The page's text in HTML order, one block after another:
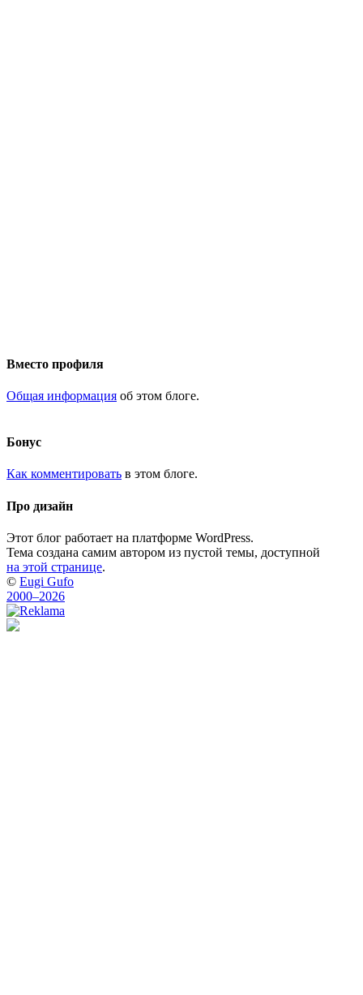
Вместо профиля
Общая информация об этом блоге.
Бонус
Как комментировать в этом блоге.
Про дизайн
Этот блог работает на платформе WordPress.
Тема создана самим автором из пустой темы, доступной
на этой странице.
© Eugi Gufo
2000–2026